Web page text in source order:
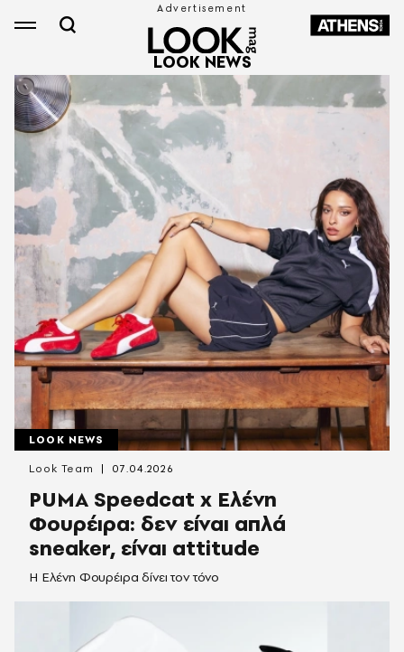
LOOK NEWS
LOOK NEWS
PUMA Speedcat x Ελένη
Φουρέιρα: δεν είναι απλά
sneaker, είναι attitude
Η Ελένη Φουρέιρα δίνει τον τόνο
Look Team 07.04.2026